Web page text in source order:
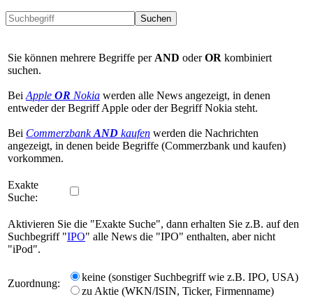
Suchen
Sie können mehrere Begriffe per AND oderOR kombiniert
suchen.
Bei Apple OR Nokia werden alle News angezeigt, in denen
entweder der Begriff Apple oder der Begriff Nokia steht.
Bei CommerzbankAND kaufen werden die Nachrichten
angezeigt, in denen beide Begriffe (Commerzbank und kaufen)
vorkommen.
Exakte
Suche:
Aktivieren Sie die "Exakte Suche", dann erhalten Sie z.B. auf den
Suchbegriff "IPO" alle News die "IPO" enthalten, aber nicht
"iPod".
Zuordnung:
keine (sonstiger Suchbegriff wie z.B. IPO, USA)
zu Aktie (WKN/ISIN, Ticker, Firmenname)